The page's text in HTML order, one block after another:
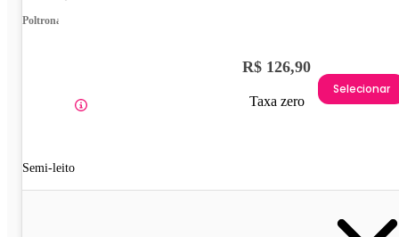
Poltrona
Semi-leito
R$ 126,90
Taxa zero
Selecionar